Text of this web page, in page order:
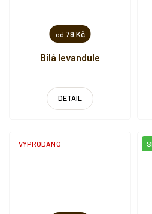
od 79 Kč
Bílá levandule
DETAIL
VYPRODÁNO